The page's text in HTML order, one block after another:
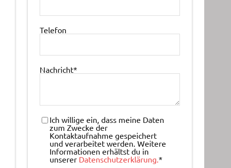
Telefon
Nachricht*
Ich willige ein, dass meine Daten
zum Zwecke der
Kontaktaufnahme gespeichert
und verarbeitet werden. Weitere
Informationen erhältst du in
unserer Datenschutzerklärung.*